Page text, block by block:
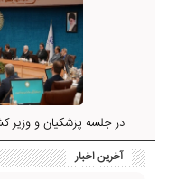
در جلسه پزشکیان و وزیر
آخرین اخبار